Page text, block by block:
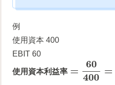
例
使用資本 400
EBIT 60
使用 資本利益率 =
60
400
=